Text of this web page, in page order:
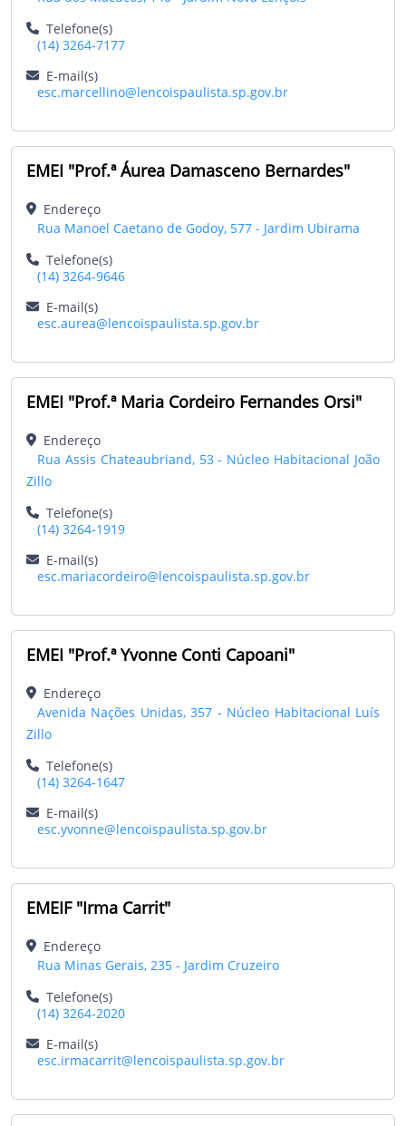
Telefone(s)
(14) 3264-7177
E-mail(s)
esc.marcellino@lencoispaulista.sp.gov.br
EMEI "Prof.ª Áurea Damasceno Bernardes"
Endereço
Rua Manoel Caetano de Godoy, 577 - Jardim Ubirama
Telefone(s)
(14) 3264-9646
E-mail(s)
esc.aurea@lencoispaulista.sp.gov.br
EMEI "Prof.ª Maria Cordeiro Fernandes Orsi"
Endereço
Rua Assis Chateaubriand, 53 - Núcleo Habitacional João
Zillo
Telefone(s)
(14) 3264-1919
E-mail(s)
esc.mariacordeiro@lencoispaulista.sp.gov.br
EMEI "Prof.ª Yvonne Conti Capoani"
Endereço
Avenida Nações Unidas, 357 - Núcleo Habitacional Luís
Zillo
Telefone(s)
(14) 3264-1647
E-mail(s)
esc.yvonne@lencoispaulista.sp.gov.br
EMEIF "Irma Carrit"
Endereço
Rua Minas Gerais, 235 - Jardim Cruzeiro
Telefone(s)
(14) 3264-2020
E-mail(s)
esc.irmacarrit@lencoispaulista.sp.gov.br